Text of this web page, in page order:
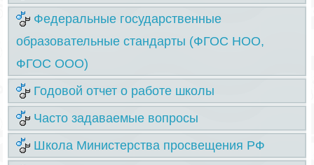
Федеральные государственные
образовательные стандарты (ФГОС НОО,
ФГОС ООО)
Годовой отчет о работе школы
Часто задаваемые вопросы
Школа Министерства просвещения РФ